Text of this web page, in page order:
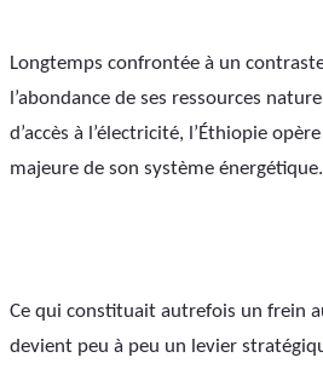
Longtemps confrontée à un
l’abondance de ses ressources
d’accès à l’électricité, l’Éthiopie
majeure de son système énergétique.
Ce qui constituait autrefois un frein
devient peu à peu un levier